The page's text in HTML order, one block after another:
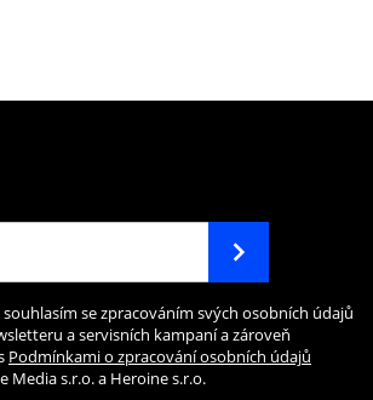
se zpracováním svých osobních údajů
a servisních kampaní a zároveň
Podmínkami o zpracování osobních údajů
Media s.r.o. a Heroine s.r.o.